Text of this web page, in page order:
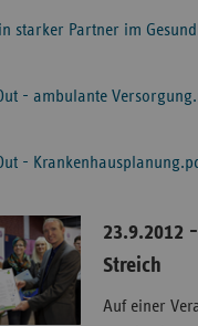
starker Partner im
- ambulante
-
23.9.2012
Streich
Auf einer